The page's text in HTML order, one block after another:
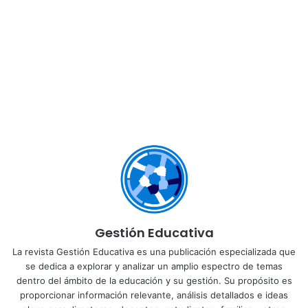
Gestión Educativa
La revista Gestión Educativa es una publicación especializada que
se dedica a explorar y analizar un amplio espectro de temas
dentro del ámbito de la educación y su gestión. Su propósito es
proporcionar información relevante, análisis detallados e ideas